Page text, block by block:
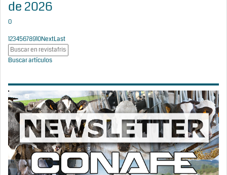
de 2026
0
12345678910NextLast
Buscar artículos